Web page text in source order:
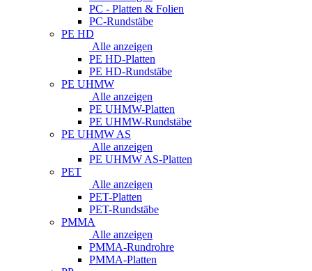
PC - Platten & Folien
PC-Rundstäbe
PE HD
Alle anzeigen
PE HD-Platten
PE HD-Rundstäbe
PE UHMW
Alle anzeigen
PE UHMW-Platten
PE UHMW-Rundstäbe
PE UHMW AS
Alle anzeigen
PE UHMW AS-Platten
PET
Alle anzeigen
PET-Platten
PET-Rundstäbe
PMMA
Alle anzeigen
PMMA-Rundrohre
PMMA-Platten